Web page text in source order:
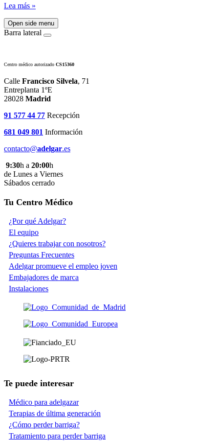
Lea más »
Open side menu
Barra lateral
Centro médico autorizado CS15360
Calle Francisco Silvela, 71
Entreplanta 1ºE
28028 Madrid
91 577 44 77 Recepción
681 049 801 Información
contacto@adelgar.es
9:30h a 20:00h
de Lunes a Viernes
Sábados cerrado
Tu Centro Médico
¿Por qué Adelgar?
El equipo
¿Quieres trabajar con nosotros?
Preguntas Frecuentes
Adelgar promueve el empleo joven
Embajadores de marca
Instalaciones
Te puede interesar
Médico para adelgazar
Terapias de última generación
¿Cómo perder barriga?
Tratamiento para perder barriga